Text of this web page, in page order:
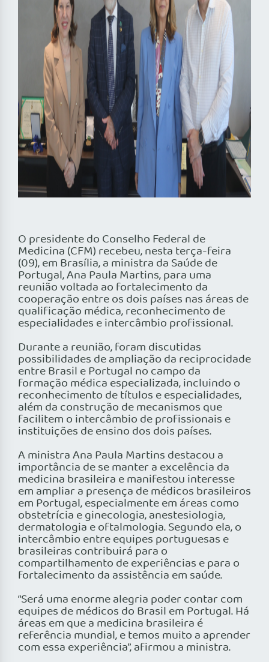
O presidente do Conselho Federal de
Medicina (CFM) recebeu, nesta terça-feira
(09), em Brasília, a ministra da Saúde de
Portugal, Ana Paula Martins, para uma
reunião voltada ao fortalecimento da
cooperação entre os dois países nas áreas de
qualificação médica, reconhecimento de
especialidades e intercâmbio profissional.
Durante a reunião, foram discutidas
possibilidades de ampliação da reciprocidade
entre Brasil e Portugal no campo da
formação médica especializada, incluindo o
reconhecimento de títulos e especialidades,
além da construção de mecanismos que
facilitem o intercâmbio de profissionais e
instituições de ensino dos dois países.
A ministra Ana Paula Martins destacou a
importância de se manter a excelência da
medicina brasileira e manifestou interesse
em ampliar a presença de médicos brasileiros
em Portugal, especialmente em áreas como
obstetrícia e ginecologia, anestesiologia,
dermatologia e oftalmologia. Segundo ela, o
intercâmbio entre equipes portuguesas e
brasileiras contribuirá para o
compartilhamento de experiências e para o
fortalecimento da assistência em saúde.
“Será uma enorme alegria poder contar com
equipes de médicos do Brasil em Portugal. Há
áreas em que a medicina brasileira é
referência mundial, e temos muito a aprender
com essa experiência”, afirmou a ministra.